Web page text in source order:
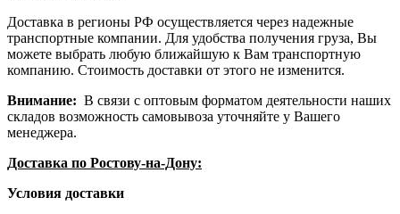
Доставка в регионы РФ осуществляется через надежные
транспортные компании. Для удобства получения груза, Вы
можете выбрать любую ближайшую к Вам транспортную
компанию. Стоимость доставки от этого не изменится.
Внимание: В связи с оптовым форматом деятельности наших
складов возможность самовывоза уточняйте у Вашего
менеджера.
Доставка по Ростову-на-Дону:
Условия доставки